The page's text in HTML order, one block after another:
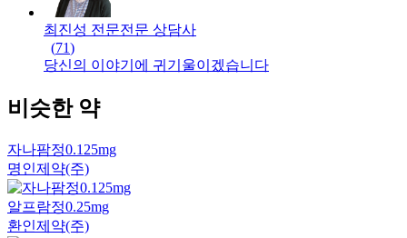
최진성 전문전문 상담사
(71)
당신의 이야기에 귀기울이겠습니다
비슷한 약
자나팜정0.125mg
명인제약(주)
알프람정0.25mg
환인제약(주)